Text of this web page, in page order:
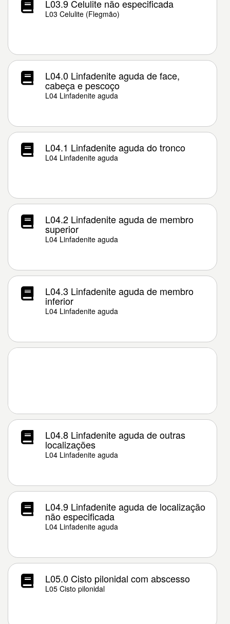
L03.9 Celulite não especificada
L03 Celulite (Flegmão)
L04.0 Linfadenite aguda de face,
cabeça e pescoço
L04 Linfadenite aguda
L04.1 Linfadenite aguda do tronco
L04 Linfadenite aguda
L04.2 Linfadenite aguda de membro
superior
L04 Linfadenite aguda
L04.3 Linfadenite aguda de membro
inferior
L04 Linfadenite aguda
L04.8 Linfadenite aguda de outras
localizações
L04 Linfadenite aguda
L04.9 Linfadenite aguda de localização
não especificada
L04 Linfadenite aguda
L05.0 Cisto pilonidal com abscesso
L05 Cisto pilonidal